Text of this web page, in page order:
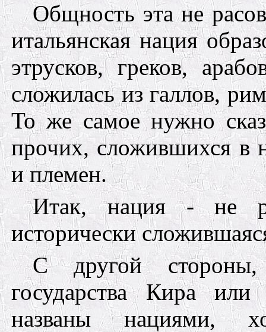
Общность эта не
итальянская нация
этрусков, греков,
сложиласьизгаллов,
То же самое нужно
прочих, сложившихся в
и племен.
Итак, нация - не
исторически
С другой стороны,
государства Кира
названы нациями,